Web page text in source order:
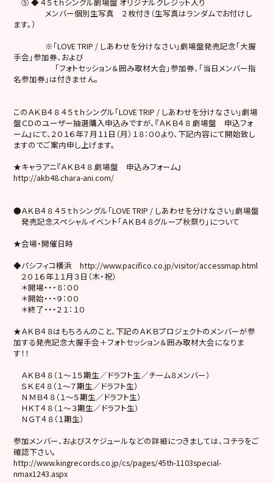
メンバー個別生写真 ２枚付き（生写真はランダムでお付けし
ます。）
※「LOVE TRIP / しあわせを分けなさい」劇場盤発売記念「大握
手会」参加券、および
「フォトセッション＆囲み取材大会」参加券、「当日メンバー指
名参加券」は付きません。
このＡＫＢ４８ ４５ｔｈシングル「LOVE TRIP / しあわせを分けなさい」劇場
盤ＣＤのユーザー抽選購入申込みですが、『ＡＫＢ４８ 劇場盤 申込フォ
ーム』にて、２０１６年７月１1日（月）１８：００より、下記内容にて開始致し
ますのでご案内申し上げます。
★キャラアニ『ＡＫＢ４８ 劇場盤 申込みフォーム』
http://akb48.chara-ani.com/
●ＡＫＢ４８ ４５ｔｈシングル「LOVE TRIP / しあわせを分けなさい」劇場盤
発売記念スペシャルイベント「ＡＫＢ４８グループ秋祭り」について
★会場・開催日時
◆パシフィコ横浜 http://www.pacifico.co.jp/visitor/accessmap.html
２０１６年１１月３日（木・祝）
＊開場・・・８：００
＊開始・・・９：００
＊終了・・・２１：１０
★ＡＫＢ４８はもちろんのこと、下記のＡＫＢプロジェクトのメンバーが参
加する発売記念大握手会＋フォトセッション＆囲み取材大会になりま
す！！
ＡＫＢ４８（１～１５期生／ドラフト生／チーム８メンバー）
ＳＫＥ４８（１～７期生／ドラフト生）
ＮＭＢ４８（１～５期生／ドラフト生）
ＨＫＴ４８（１～３期生／ドラフト生）
ＮＧＴ４８（１期生）
参加メンバー、およびスケジュールなどの詳細につきましては、コチラをご
確認下さい。
http://www.kingrecords.co.jp/cs/pages/45th-1103special-
nmax1243.aspx